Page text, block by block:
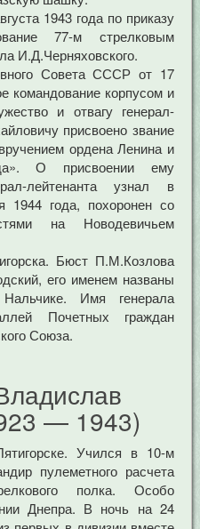
1943 года по приказу
77-м стрелковым
И.Д.Черняховского.
Совета СССР от 17
командование корпусом и
и отвагу генерал-
присвоено звание
ордена Ленина и
О присвоении ему
лейтенанта узнал в
1944 года, похоронен со
на Новодевичьем
Бюст П.М.Козлова
его именем названы
Имя генерала
Почетных граждан
Союза.
— 1943)
Учился в 10-м
пулеметного расчета
полка. Особо
Днепра. В ночь на 24